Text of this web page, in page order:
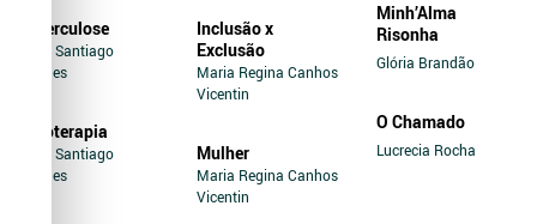
Tuberculose
Jairo Santiago
Novaes
Soroterapia
Jairo Santiago
Novaes
Inclusão x
Exclusão
Maria Regina Canhos
Vicentin
Mulher
Maria Regina Canhos
Vicentin
Minh’Alma
Risonha
Glória Brandão
O Chamado
Lucrecia Rocha